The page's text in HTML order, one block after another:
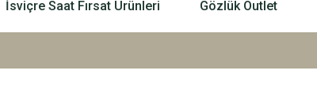
İsviçre Saat Fırsat Ürünleri Gözlük Outlet